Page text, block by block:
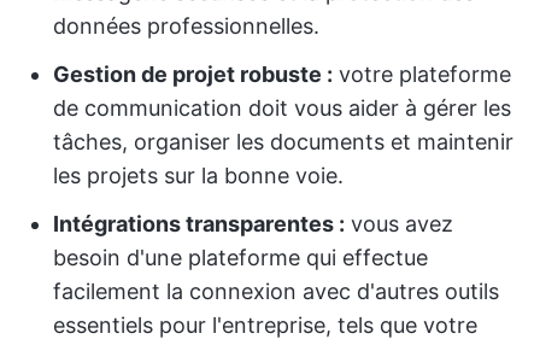
données professionnelles.
Gestion de projet robuste : votre plateforme
de communication doit vous aider à gérer les
tâches, organiser les documents et maintenir
les projets sur la bonne voie.
Intégrations transparentes : vous avez
besoin d'une plateforme qui effectue
facilement la connexion avec d'autres outils
essentiels pour l'entreprise, tels que votre